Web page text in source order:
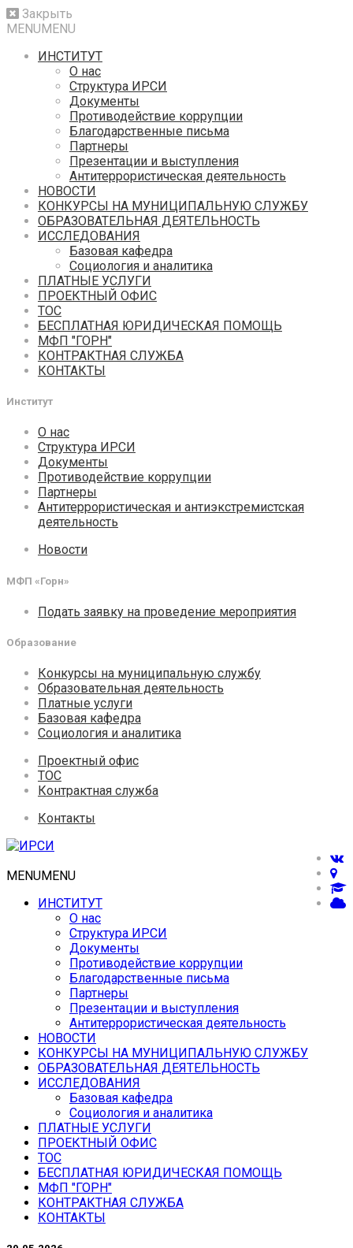
Закрыть
MENUMENU
ИНСТИТУТ
О нас
Структура ИРСИ
Документы
Противодействие коррупции
Благодарственные письма
Партнеры
Презентации и выступления
Антитеррористическая деятельность
НОВОСТИ
КОНКУРСЫ НА МУНИЦИПАЛЬНУЮ СЛУЖБУ
ОБРАЗОВАТЕЛЬНАЯ ДЕЯТЕЛЬНОСТЬ
ИССЛЕДОВАНИЯ
Базовая кафедра
Социология и аналитика
ПЛАТНЫЕ УСЛУГИ
ПРОЕКТНЫЙ ОФИС
ТОС
БЕСПЛАТНАЯ ЮРИДИЧЕСКАЯ ПОМОЩЬ
МФП "ГОРН"
КОНТРАКТНАЯ СЛУЖБА
КОНТАКТЫ
Институт
О нас
Структура ИРСИ
Документы
Противодействие коррупции
Партнеры
Антитеррористическая и антиэкстремистская
деятельность
Новости
МФП «Горн»
Подать заявку на проведение мероприятия
Образование
Конкурсы на муниципальную службу
Образовательная деятельность
Платные услуги
Базовая кафедра
Социология и аналитика
Проектный офис
ТОС
Контрактная служба
Контакты
MENUMENU
ИНСТИТУТ
О нас
Структура ИРСИ
Документы
Противодействие коррупции
Благодарственные письма
Партнеры
Презентации и выступления
Антитеррористическая деятельность
НОВОСТИ
КОНКУРСЫ НА МУНИЦИПАЛЬНУЮ СЛУЖБУ
ОБРАЗОВАТЕЛЬНАЯ ДЕЯТЕЛЬНОСТЬ
ИССЛЕДОВАНИЯ
Базовая кафедра
Социология и аналитика
ПЛАТНЫЕ УСЛУГИ
ПРОЕКТНЫЙ ОФИС
ТОС
БЕСПЛАТНАЯ ЮРИДИЧЕСКАЯ ПОМОЩЬ
МФП "ГОРН"
КОНТРАКТНАЯ СЛУЖБА
КОНТАКТЫ